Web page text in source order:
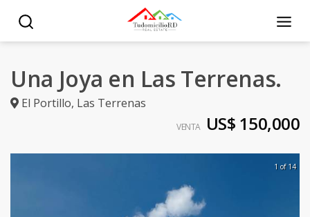
Una Joya en Las Terrenas.
El Portillo, Las Terrenas
VENTA US$ 150,000
1 of 14